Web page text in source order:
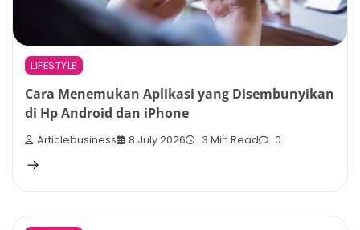
LIFESTYLE
Cara Menemukan Aplikasi yang Disembunyikan
di Hp Android dan iPhone
Articlebusiness 8 July 2026 3 Min Read 0